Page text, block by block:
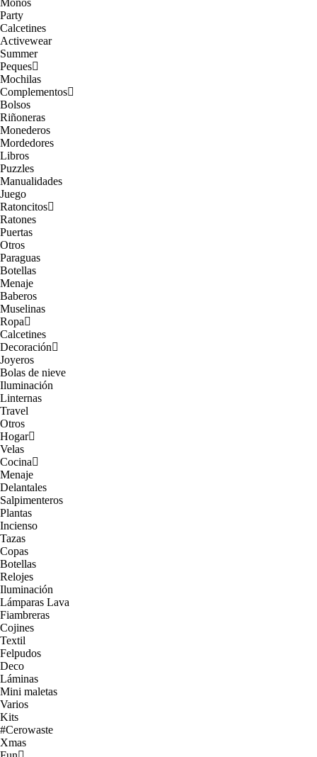
Party
Calcetines
Activewear
Summer
Peques
Mochilas
Complementos
Bolsos
Riñoneras
Monederos
Mordedores
Libros
Puzzles
Manualidades
Juego
Ratoncitos
Ratones
Puertas
Otros
Paraguas
Botellas
Menaje
Baberos
Muselinas
Ropa
Calcetines
Decoración
Joyeros
Bolas de nieve
Iluminación
Linternas
Travel
Otros
Hogar
Velas
Cocina
Menaje
Delantales
Salpimenteros
Plantas
Incienso
Tazas
Copas
Botellas
Relojes
Iluminación
Lámparas Lava
Fiambreras
Cojines
Textil
Felpudos
Deco
Láminas
Mini maletas
Varios
Kits
#Cerowaste
Xmas